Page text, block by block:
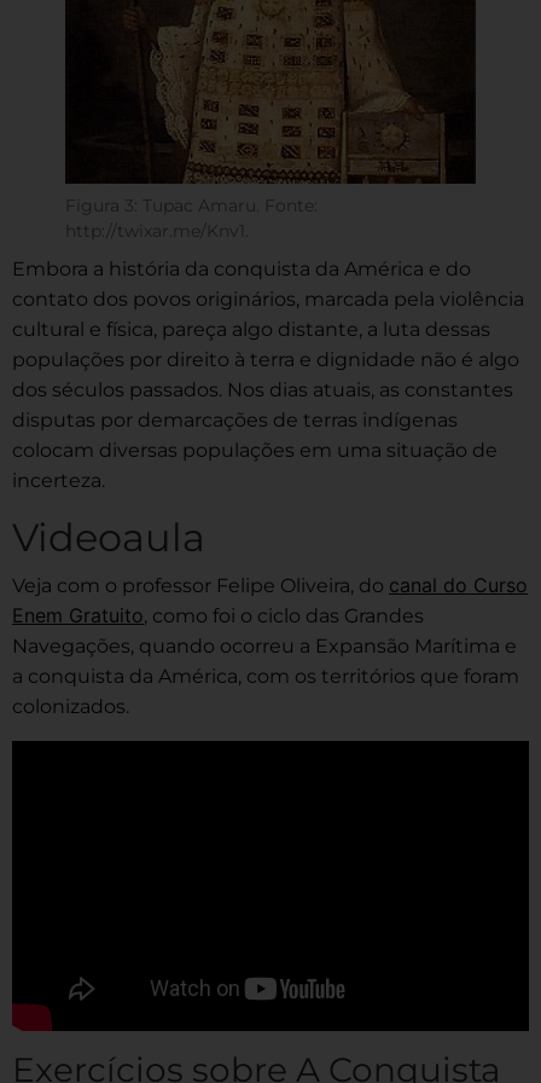
Figura 3: Tupac Amaru. Fonte:
http://twixar.me/Knv1.
Embora a história da conquista da América e do
contato dos povos originários, marcada pela violência
cultural e física, pareça algo distante, a luta dessas
populações por direito à terra e dignidade não é algo
dos séculos passados. Nos dias atuais, as constantes
disputas por demarcações de terras indígenas
colocam diversas populações em uma situação de
incerteza.
Videoaula
Veja com o professor Felipe Oliveira, do canal do Curso
Enem Gratuito, como foi o ciclo das Grandes
Navegações, quando ocorreu a Expansão Marítima e
a conquista da América, com os territórios que foram
colonizados.
Exercícios sobre A Conquista